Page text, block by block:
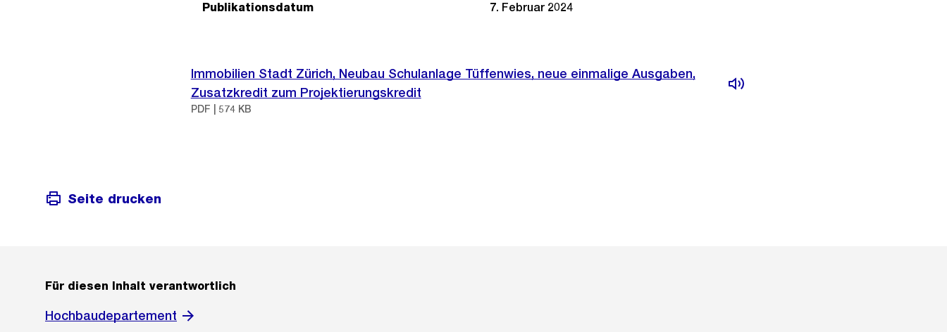
Publikationsdatum 7. Februar 2024
Immobilien Stadt Zürich, Neubau Schulanlage Tüffenwies, neue einmalige Ausgaben,
Zusatzkredit zum Projektierungskredit
PDF | 574 KB
Seite drucken
Für diesen Inhalt verantwortlich
Hochbaudepartement